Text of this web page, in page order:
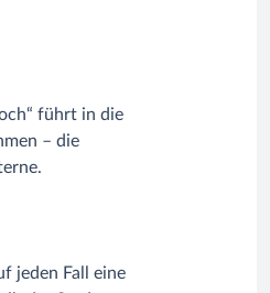
führt in die
– die
jeden Fall eine